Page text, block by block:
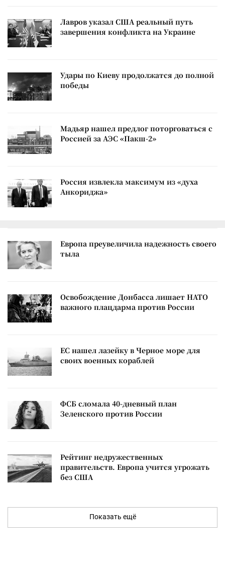
Лавров указал США реальный путь
завершения конфликта на Украине
Удары по Киеву продолжатся до полной
победы
Мадьяр нашел предлог поторговаться с
Россией за АЭС «Пакш-2»
Россия извлекла максимум из «духа
Анкориджа»
Европа преувеличила надежность своего
тыла
Освобождение Донбасса лишает НАТО
важного плацдарма против России
ЕС нашел лазейку в Черное море для
своих военных кораблей
ФСБ сломала 40-дневный план
Зеленского против России
Рейтинг недружественных
правительств. Европа учится угрожать
без США
Показать ещё